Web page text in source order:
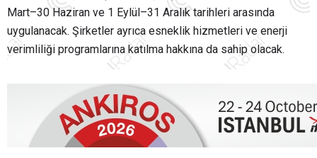
Mart–30 Haziran ve 1 Eylül–31 Aralık tarihleri arasında
uygulanacak. Şirketler ayrıca esneklik hizmetleri ve enerji
verimliliği programlarına katılma hakkına da sahip olacak.